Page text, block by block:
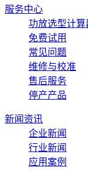
服务中心
功放选型计算
免费试用
常见问题
维修与校准
售后服务
停产产品
新闻资讯
企业新闻
行业新闻
应用案例